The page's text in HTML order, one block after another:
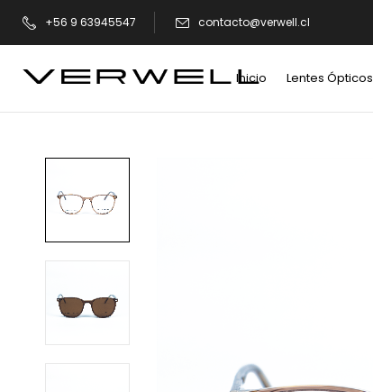
+56 9 63945547 contacto@verwell.cl
Inicio Lentes Ópticos